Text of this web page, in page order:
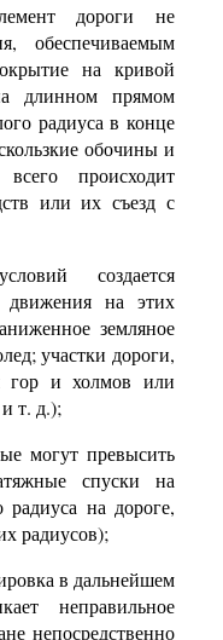
дороги не
обеспечиваемым
на кривой
длинном прямом
радиуса в конце
обочины и
происходит
или их съезд с
создается
движения на этих
земляное
участки дороги,
гор и холмов или
т. д.);
могут превысить
спуски на
на дороге,
радиусов);
в дальнейшем
неправильное
непосредственно